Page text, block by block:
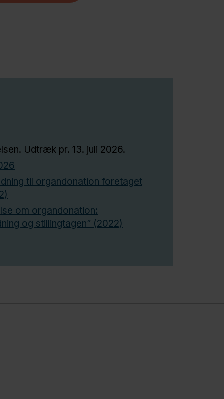
Udtræk pr. 13. juli 2026.
til organdonation foretaget
om organdonation:
og stillingtagen” (2022)